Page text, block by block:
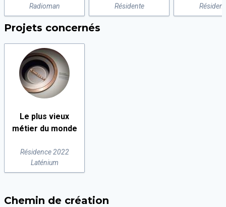
Radioman Résidente
Projets concernés
Le plus vieux
métier du monde
Résidence 2022
Laténium
Chemin de création